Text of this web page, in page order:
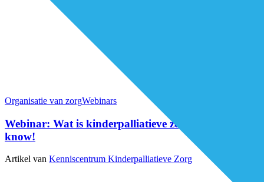
Organisatie van zorgWebinars
Webinar: Wat is kinderpalliatieve zorg? Good to
know!
Artikel van Kenniscentrum Kinderpalliatieve Zorg